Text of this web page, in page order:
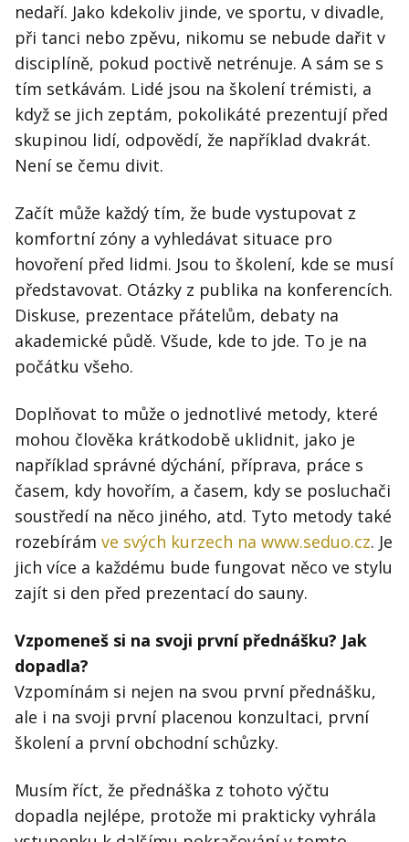
nedaří. Jako kdekoliv jinde, ve sportu, v divadle,
při tanci nebo zpěvu, nikomu se nebude dařit v
disciplíně, pokud poctivě netrénuje. A sám se s
tím setkávám. Lidé jsou na školení trémisti, a
když se jich zeptám, pokolikáté prezentují před
skupinou lidí, odpovědí, že například dvakrát.
Není se čemu divit.
Začít může každý tím, že bude vystupovat z
komfortní zóny a vyhledávat situace pro
hovoření před lidmi. Jsou to školení, kde se musí
představovat. Otázky z publika na konferencích.
Diskuse, prezentace přátelům, debaty na
akademické půdě. Všude, kde to jde. To je na
počátku všeho.
Doplňovat to může o jednotlivé metody, které
mohou člověka krátkodobě uklidnit, jako je
například správné dýchání, příprava, práce s
časem, kdy hovořím, a časem, kdy se posluchači
soustředí na něco jiného, atd. Tyto metody také
rozebírám ve svých kurzech na www.seduo.cz. Je
jich více a každému bude fungovat něco ve stylu
zajít si den před prezentací do sauny.
Vzpomeneš si na svoji první přednášku? Jak
dopadla?
Vzpomínám si nejen na svou první přednášku,
ale i na svoji první placenou konzultaci, první
školení a první obchodní schůzky.
Musím říct, že přednáška z tohoto výčtu
dopadla nejlépe, protože mi prakticky vyhrála